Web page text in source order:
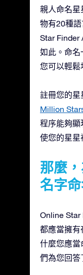
親人命名星
物有20種
Star Finder
如此。命名
您可以輕鬆
註冊您的星
Million
程序能夠顯
使您的星星
那麼
名字
Online Star
都應當擁有
什麼您應當
們為您回答